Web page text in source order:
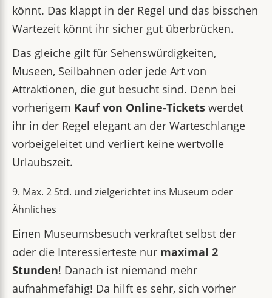
könnt. Das klappt in der Regel und das bisschen
Wartezeit könnt ihr sicher gut überbrücken.
Das gleiche gilt für Sehenswürdigkeiten,
Museen, Seilbahnen oder jede Art von
Attraktionen, die gut besucht sind. Denn bei
vorherigem Kauf von Online-Tickets werdet
ihr in der Regel elegant an der Warteschlange
vorbeigeleitet und verliert keine wertvolle
Urlaubszeit.
9. Max. 2 Std. und zielgerichtet ins Museum oder
Ähnliches
Einen Museumsbesuch verkraftet selbst der
oder die Interessierteste nur maximal 2
Stunden! Danach ist niemand mehr
aufnahmefähig! Da hilft es sehr, sich vorher